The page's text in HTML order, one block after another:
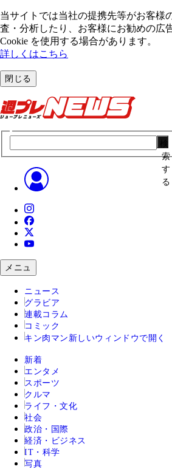
当サイトでは当社の提携先等がお客様
査・分析したり、お客様にお勧めの広
Cookie を使⽤する場合があります。
詳しくはこちら
閉じる
索
す
る
メニュ
ニュース
グラビア
連載コラム
コミック
キン肉マン 新しいウィンドウで開く
新着
エンタメ
スポーツ
クルマ
ライフ・文化
社会
政治・国際
経済・ビジネス
IT・科学
写真